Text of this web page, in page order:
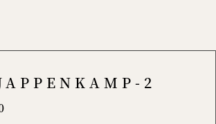
Menu
2